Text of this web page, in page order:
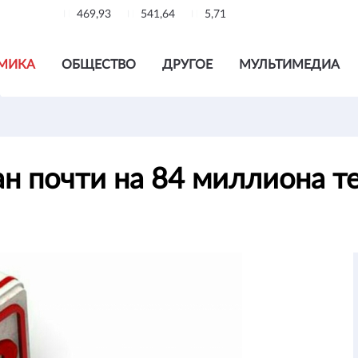
469,93 541,64 5,71
ОБЩЕСТВО ДРУГОЕ МУЛЬТИМЕДИА
почти на 84 миллиона